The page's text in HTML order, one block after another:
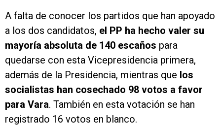
A falta de conocer los partidos que han apoyado
a los dos candidatos, el PP ha hecho valer su
mayoría absoluta de 140 escaños para
quedarse con esta Vicepresidencia primera,
además de la Presidencia, mientras que los
socialistas han cosechado 98 votos a favor
para Vara. También en esta votación se han
registrado 16 votos en blanco.